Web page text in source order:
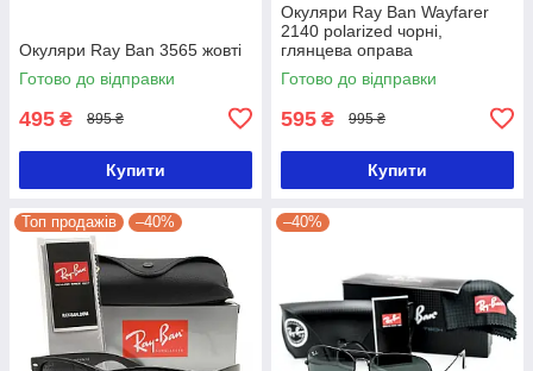
Окуляри Ray Ban 3565 жовті
Готово до відправки
495 ₴ 895 ₴
Купити
Окуляри Ray Ban Wayfarer
2140 polarized чорні,
глянцева оправа
Готово до відправки
595 ₴ 995 ₴
Купити
Топ продажів –40% –40%